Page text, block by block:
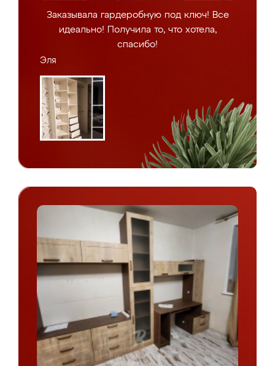
Заказывала гардеробную под ключ! Все
идеально! Получила то, что хотела,
спасибо!
Эля